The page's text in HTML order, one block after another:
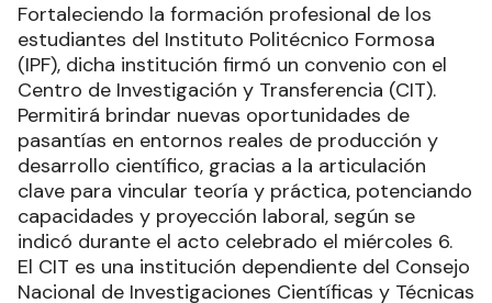
Fortaleciendo la formación profesional de los
estudiantes del Instituto Politécnico Formosa
(IPF), dicha institución firmó un convenio con el
Centro de Investigación y Transferencia (CIT).
Permitirá brindar nuevas oportunidades de
pasantías en entornos reales de producción y
desarrollo científico, gracias a la articulación
clave para vincular teoría y práctica, potenciando
capacidades y proyección laboral, según se
indicó durante el acto celebrado el miércoles 6.
El CIT es una institución dependiente del Consejo
Nacional de Investigaciones Científicas y Técnicas